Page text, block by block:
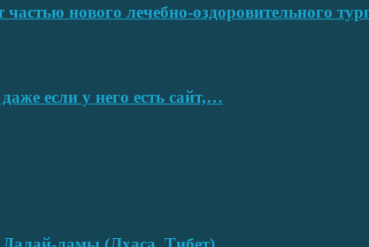
нового лечебно-оздоровительного
если у него есть сайт,…